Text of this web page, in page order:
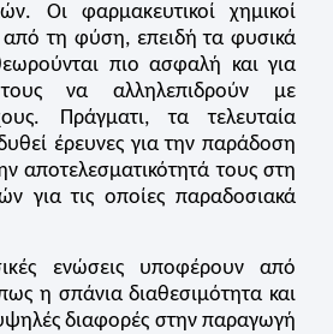
Οι φαρμακευτικοί χημικοί
από τη φύση, επειδή τα φυσικά
πιο ασφαλή και για
να αλληλεπιδρούν με
Πράγματι, τα τελευταία
έρευνες για την παράδοση
αποτελεσματικότητά τους στη
για τις οποίες παραδοσιακά
ενώσεις υποφέρουν από
η σπάνια διαθεσιμότητα και
διαφορές στην παραγωγή